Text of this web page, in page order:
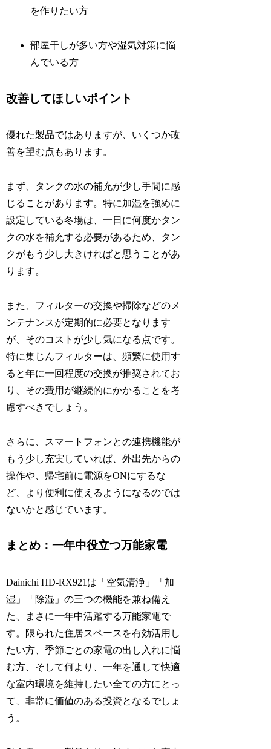
を作りたい方
部屋干しが多い方や湿気対策に悩
んでいる方
改善してほしいポイント
優れた製品ではありますが、いくつか改
善を望む点もあります。
まず、タンクの水の補充が少し手間に感
じることがあります。特に加湿を強めに
設定している冬場は、一日に何度かタン
クの水を補充する必要があるため、タン
クがもう少し大きければと思うことがあ
ります。
また、フィルターの交換や掃除などのメ
ンテナンスが定期的に必要となります
が、そのコストが少し気になる点です。
特に集じんフィルターは、頻繁に使用す
ると年に一回程度の交換が推奨されてお
り、その費用が継続的にかかることを考
慮すべきでしょう。
さらに、スマートフォンとの連携機能が
もう少し充実していれば、外出先からの
操作や、帰宅前に電源をONにするな
ど、より便利に使えるようになるのでは
ないかと感じています。
まとめ：一年中役立つ万能家電
Dainichi HD-RX921は「空気清浄」「加
湿」「除湿」の三つの機能を兼ね備え
た、まさに一年中活躍する万能家電で
す。限られた住居スペースを有効活用し
たい方、季節ごとの家電の出し入れに悩
む方、そして何より、一年を通して快適
な室内環境を維持したい全ての方にとっ
て、非常に価値のある投資となるでしょ
う。